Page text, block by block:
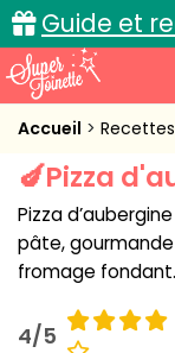
Guide et
Accueil
Recettes de
Cuisine pratique
L'actu cuisine
Accueil
🍆Pizza
Pizza
pâte,
fromage fondant.
4/5